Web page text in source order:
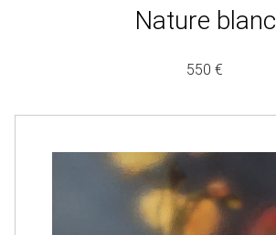
Nature blanc
550 €